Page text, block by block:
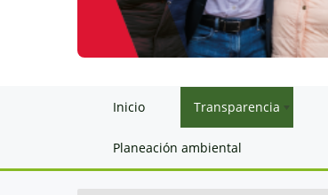
Inicio Transparencia
Planeación ambiental